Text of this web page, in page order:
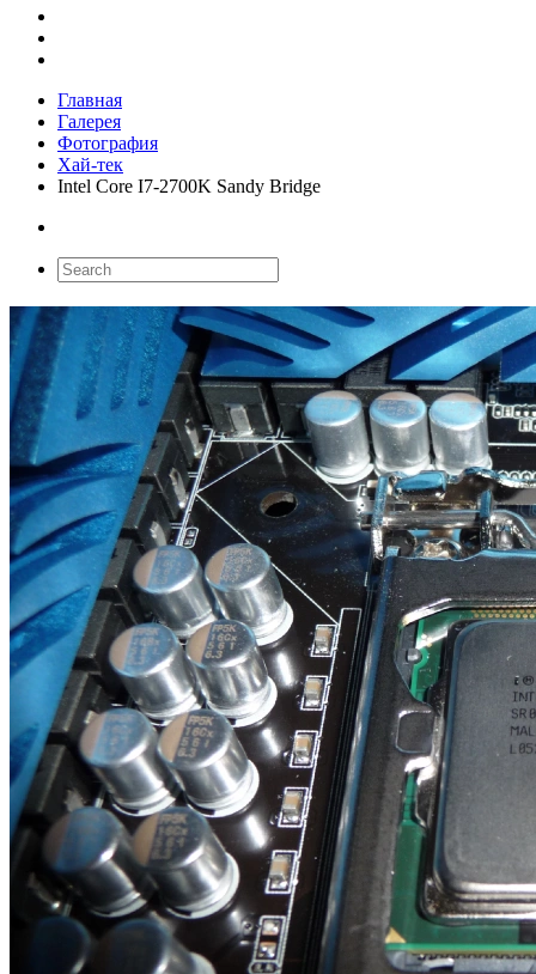
Главная
Галерея
Фотография
Хай-тек
Intel Core I7-2700K Sandy Bridge